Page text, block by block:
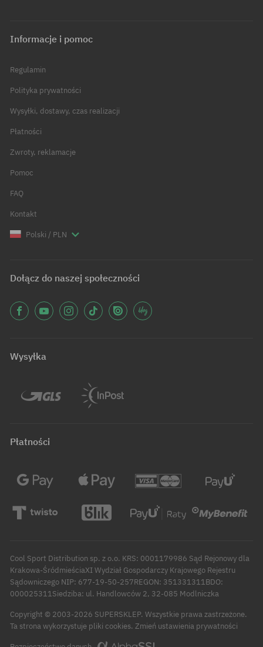
Informacje i pomoc
Regulamin
Polityka prywatności
Wysyłki, dostawy, czas realizacji
Płatności
Zwroty, reklamacje
Pomoc
FAQ
Kontakt
Polski / PLN
Dołącz do naszej społeczności
Wysyłka
Płatności
Cool Sport Distribution sp. z o.o. KRS: 0001179986 Sąd Rejonowy dla
Krakowa-ŚródmieściaXI Wydział Gospodarczy Krajowego Rejestru
Sądowniczego NIP: 677-19-50-257REGON: 351331311BDO:
000025311Siedziba: ul. Handlowców 2, 32-085 Modlniczka
Copyright © 2003-2026 SUPERSKLEP. Wszystkie prawa zastrzeżone.
Ta strona wykorzystuje pliki cookies. Zmień ustawienia prywatności